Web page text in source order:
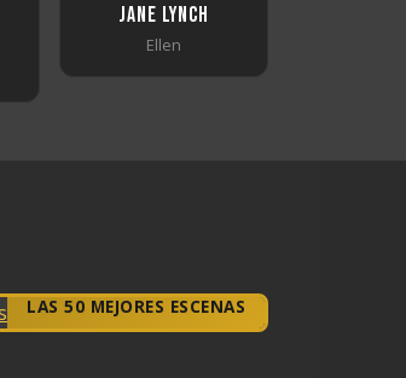
Jane Lynch
Ellen
LAS 50 MEJORES ESCENAS